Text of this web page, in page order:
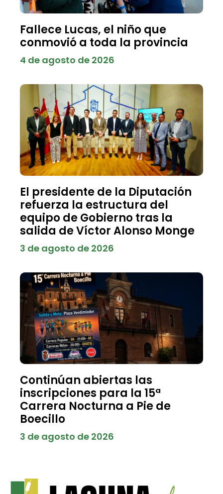
Fallece Lucas, el niño que
conmovió a toda la provincia
4 de agosto de 2026
El presidente de la Diputación
refuerza la estructura del
equipo de Gobierno tras la
salida de Víctor Alonso Monge
3 de agosto de 2026
Continúan abiertas las
inscripciones para la 15ª
Carrera Nocturna a Pie de
Boecillo
3 de agosto de 2026